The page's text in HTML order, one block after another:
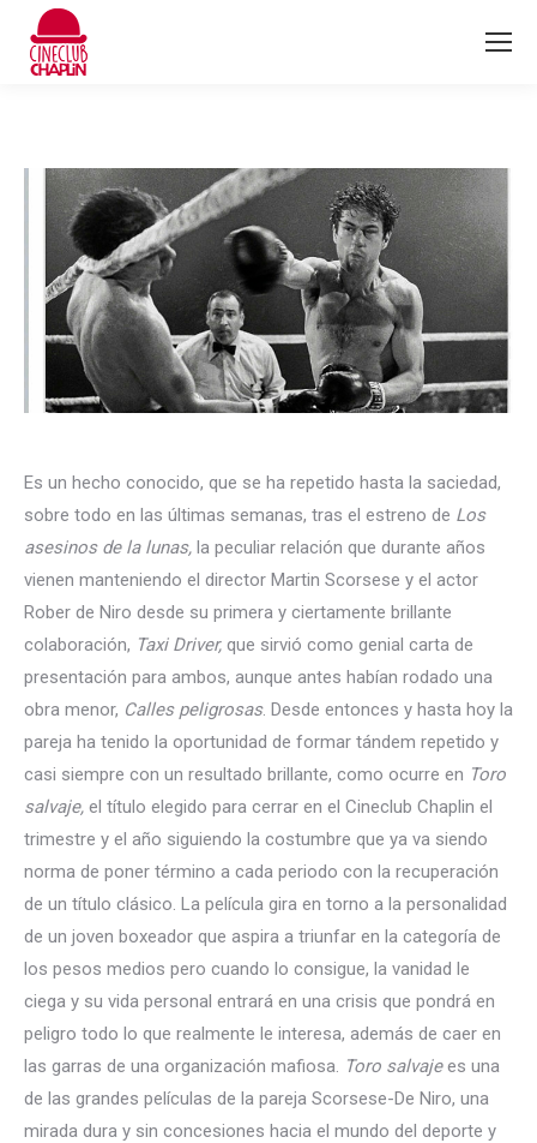
Es un hecho conocido, que se ha repetido hasta la saciedad,
sobre todo en las últimas semanas, tras el estreno de Los
asesinos de la lunas, la peculiar relación que durante años
vienen manteniendo el director Martin Scorsese y el actor
Rober de Niro desde su primera y ciertamente brillante
colaboración, Taxi Driver, que sirvió como genial carta de
presentación para ambos, aunque antes habían rodado una
obra menor, Calles peligrosas. Desde entonces y hasta hoy la
pareja ha tenido la oportunidad de formar tándem repetido y
casi siempre con un resultado brillante, como ocurre en Toro
salvaje, el título elegido para cerrar en el Cineclub Chaplin el
trimestre y el año siguiendo la costumbre que ya va siendo
norma de poner término a cada periodo con la recuperación
de un título clásico. La película gira en torno a la personalidad
de un joven boxeador que aspira a triunfar en la categoría de
los pesos medios pero cuando lo consigue, la vanidad le
ciega y su vida personal entrará en una crisis que pondrá en
peligro todo lo que realmente le interesa, además de caer en
las garras de una organización mafiosa. Toro salvajees una
de las grandes películas de la pareja Scorsese-De Niro, una
mirada dura y sin concesiones hacia el mundo del deporte y